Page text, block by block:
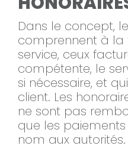
Dans le concept,
comprennent à la
service, ceux
compétente, le
si nécessaire, et
client. Les
ne sont pas
que les
nom aux autorités.